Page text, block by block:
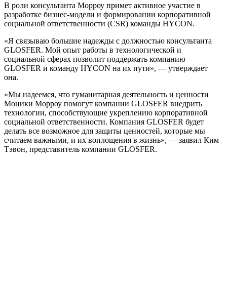
В роли консультанта Морроу примет активное участие в
разработке бизнес-модели и формировании корпоративной
социальной ответственности (CSR) команды HYCON.
«Я связываю большие надежды с должностью консультанта
GLOSFER. Мой опыт работы в технологической и
социальной сферах позволит поддержать компанию
GLOSFER и команду HYCON на их пути», — утверждает
она.
«Мы надеемся, что гуманитарная деятельность и ценности
Моники Морроу помогут компании GLOSFER внедрить
технологии, способствующие укреплению корпоративной
социальной ответственности. Компания GLOSFER будет
делать все возможное для защиты ценностей, которые мы
считаем важными, и их воплощения в жизнь», — заявил Ким
Тэвон, представитель компании GLOSFER.